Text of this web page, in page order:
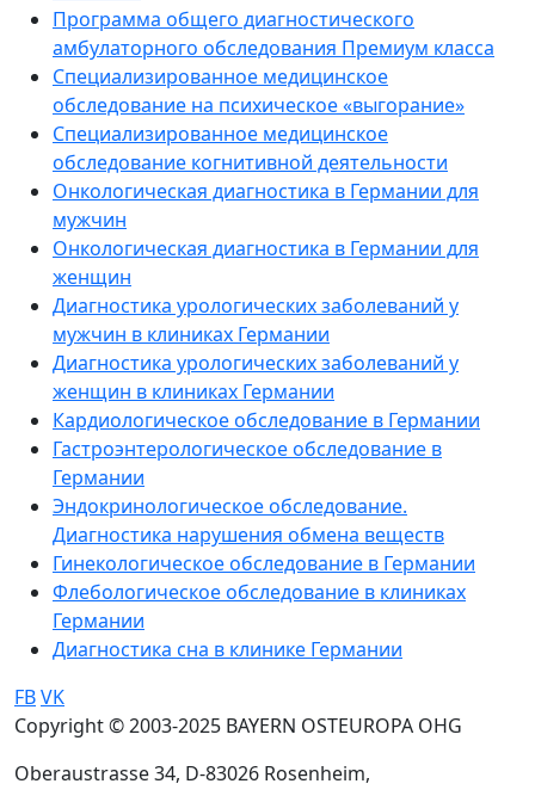
Программа общего диагностического
амбулаторного обследования Премиум класса
Cпециализированное медицинское
обследование на психическое «выгорание»
Cпециализированное медицинское
обследование когнитивной деятельности
Онкологическая диагностика в Германии для
мужчин
Онкологическая диагностика в Германии для
женщин
Диагностика урологических заболеваний у
мужчин в клиниках Германии
Диагностика урологических заболеваний у
женщин в клиниках Германии
Кардиологическое обследование в Германии
Гастроэнтерологическое обследование в
Германии
Эндокринологическое обследование.
Диагностика нарушения обмена веществ
Гинекологическое обследование в Германии
Флебологическое обследование в клиниках
Германии
Диагностика сна в клинике Германии
FBVK
Copyright © 2003-2025 BAYERN OSTEUROPA OHG
Oberaustrasse 34, D-83026 Rosenheim,